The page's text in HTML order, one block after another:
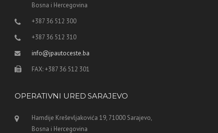
Bosna i Hercegovina
+387 36 512 300
+387 36 512 310
info@jpautoceste.ba
FAX: +387 36 512 301
OPERATIVNI URED SARAJEVO
Hamdije Kreševljakovića 19, 71000 Sarajevo,
Bosna i Hercegovina